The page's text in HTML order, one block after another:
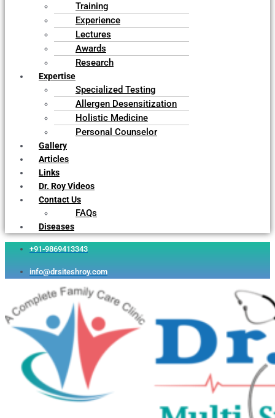
Training
Experience
Lectures
Awards
Research
Expertise
Specialized Testing
Allergen Desensitization
Holistic Medicine
Personal Counselor
Gallery
Articles
Links
Dr. Roy Videos
Contact Us
FAQs
Diseases
+91-9869413343
info@drsiteshroy.com